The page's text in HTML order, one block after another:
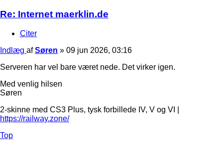
Re: Internet maerklin.de
Citer
Indlæg afSøren » 09 jun 2026, 03:16
Serveren har vel bare været nede. Det virker igen.
Med venlig hilsen
Søren
2-skinne med CS3 Plus, tysk forbillede IV, V og VI |
https://railway.zone/
Top